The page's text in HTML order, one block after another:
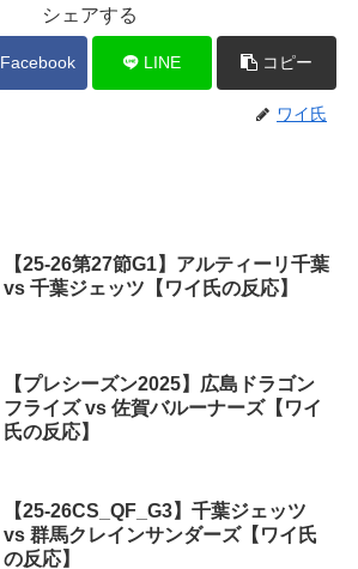
シェアする
Facebook LINE コピー
ワイ氏
【25-26第27節G1】アルティーリ千葉
vs 千葉ジェッツ【ワイ氏の反応】
【プレシーズン2025】広島ドラゴン
フライズ vs 佐賀バルーナーズ【ワイ
氏の反応】
【25-26CS_QF_G3】千葉ジェッツ
vs 群馬クレインサンダーズ【ワイ氏
の反応】